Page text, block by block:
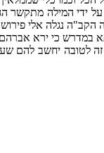
ידי המילה מתקשר
הקב"ה נגלה אלי
במדרש כי ירא
לטובה יחשב להם